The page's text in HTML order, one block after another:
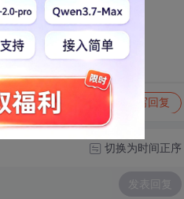
写回复
切换为时间正序
发表回复